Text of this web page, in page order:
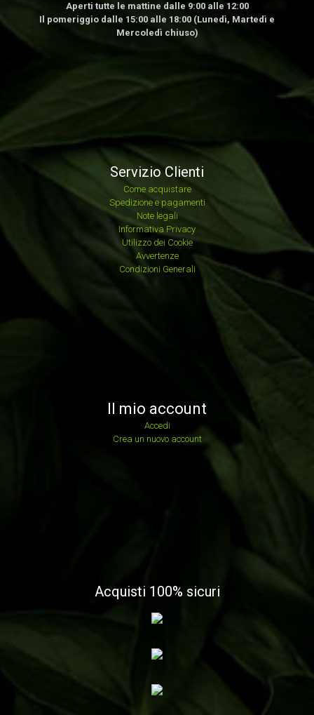
Aperti tutte le mattine dalle 9:00 alle 12:00
Il pomeriggio dalle 15:00 alle 18:00 (Lunedì, Martedì e
Mercoledì chiuso)
Servizio Clienti
Come acquistare
Spedizione e pagamenti
Note legali
Informativa Privacy
Utilizzo dei Cookie
Avvertenze
Condizioni Generali
Il mio account
Accedi
Crea un nuovo account
Acquisti 100% sicuri